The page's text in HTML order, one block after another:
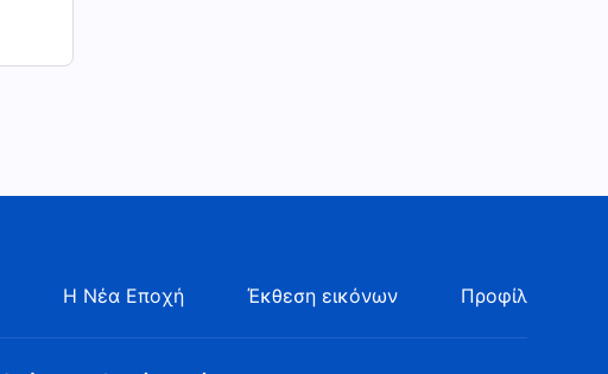
Καθημερινά λόγια του Θεού:
Η Νέα Εποχή Έκθεση εικόνων Προφίλ